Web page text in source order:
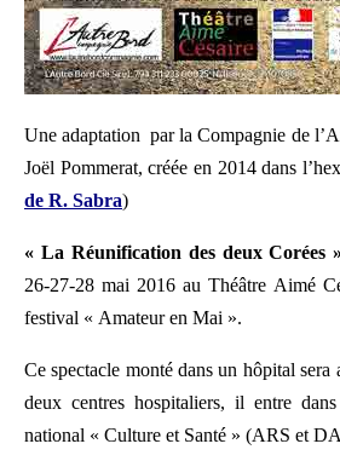
Une adaptation par la Compagnie de
Joël Pommerat, créée en 2014 dans
de R. Sabra)
« La Réunification des deux Corées »
26-27-28 mai 2016 au Théâtre Aimé
festival « Amateur en Mai ».
Ce spectacle monté dans un hôpital
deux centres hospitaliers, il entre
national « Culture et Santé » (ARS et